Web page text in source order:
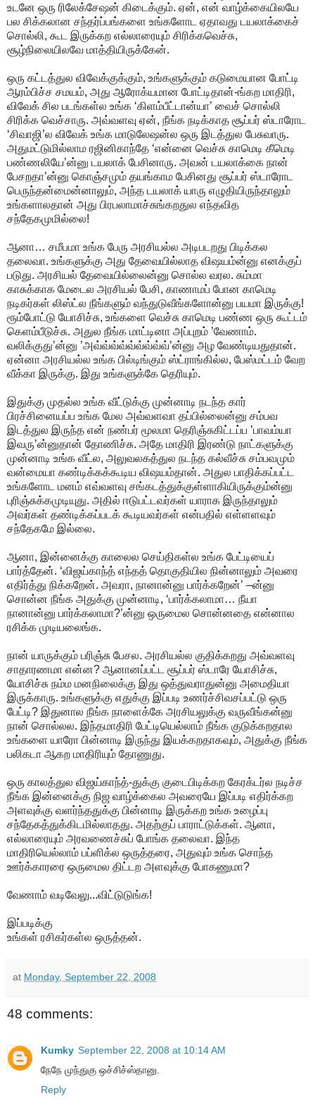
உடனே ஒரு ரிலேக்சேஷன் கிடைக்கும். ஏன், என் வாழ்க்கையிலயே
பல சிக்கலான சந்தர்ப்பங்களை உங்களோட ஏதாவது டயலாக்கைச்
சொல்லி, கூட இருக்கற எல்லாரையும் சிரிக்கவெச்சு,
சூழ்நிலையிலவே மாத்தியிருக்கேன்.
ஒரு கட்டத்துல விவேக்குக்கும், உங்களுக்கும் கடுமையான போட்டி
ஆரம்பிச்ச சமயம், அது ஆரோக்யமான போட்டிதான்-ங்கற மாதிரி,
விவேக் சில படங்கள்ல உங்க ‘கிளம்பீட்டான்யா’ வைச் சொல்லி
சிரிக்க வெச்சாரு. அவ்வளவு ஏன், நீங்க நடிக்காத சூப்பர் ஸ்டாரோட
‘சிவாஜி’ல விவேக் உங்க மாடுலேஷன்ல ஒரு இடத்துல பேசுவாரு.
அதுமட்டுமில்லாம ரஜினிகாந்தே ‘என்னை வெச்சு காமெடி கீமெடி
பண்ணலியே’ன்னு டயலாக் பேசினாரு. அவன் டயலாக்கை நான்
பேசறதா’ன்னு கொஞ்சமும் தயங்காம பேசினது சூப்பர் ஸ்டாரோட
பெருந்தன்மைன்னாலும், அந்த டயலாக் யாரு எழுதியிருந்தாலும்
உங்களாலதான் அது பிரபலாமாச்சுங்கறதுல எந்தவித
சந்தேகமுமில்லை!
ஆனா… சமீபமா உங்க பேரு அரசியல்ல அடிபடறது பிடிக்கல
தலைவா. உங்களுக்கு அது தேவையில்லாத விஷயம்ன்னு எனக்குப்
படுது. அரசியல் தேவையில்லைன்னு சொல்ல வரல. சும்மா
காசுக்காக மேடைல அரசியல் பேசி, காணாமப் போன காமெடி
நடிகர்கள் லிஸ்ட்ல நீங்களும் வந்துடுவீங்களோன்னு பயமா இருக்கு!
ரூம்போட்டு யோசிச்சு, உங்களை வெச்சு காமெடி பண்ண ஒரு கூட்டம்
கெளம்பீடுச்சு. அதுல நீங்க மாட்டினா அப்புறம் ’வேணாம்.
வலிக்குது’ன்னு ’அவ்வ்வ்வ்வ்வ்வ்வ்வ்’ன்னு அழ வேண்டியதுதான்.
ஏன்னா அரசியல்ல உங்க பில்டிங்கும் ஸ்ட்ராங்கில்ல, பேஸ்மட்டம் வேற
வீக்கா இருக்கு. இது உங்களுக்கே தெரியும்.
இதுக்கு முதல்ல உங்க வீட்டுக்கு முன்னாடி நடந்த கார்
பிரச்சினையப்ப உங்க மேல அவ்வளவா தப்பில்லைன்னு சம்பவ
இடத்துல இருந்த என் நண்பர் மூலமா தெரிஞ்சுகிட்டப்ப ’பாவம்யா
இவரு’ன்னுதான் தோணிச்சு. அதே மாதிரி இரண்டு நாட்களுக்கு
முன்னாடி உங்க வீட்ல, அலுவலகத்துல நடந்த கல்வீச்சு சம்பவமும்
வன்மையா கண்டிக்கக்கூடிய விஷயம்தான். அதுல பாதிக்கப்பட்ட
உங்களோட மனம் எவ்வளவு சங்கடத்துக்குள்ளாகியிருக்கும்ன்னு
புரிஞ்சுக்கமுடியுது. அதில் ஈடுபட்டவர்கள் யாராக இருந்தாலும்
அவர்கள் தண்டிக்கப்படக் கூடியவர்கள் என்பதில் எள்ளளவும்
சந்தேகமே இல்லை.
ஆனா, இன்னைக்கு காலைல செய்திகள்ல உங்க பேட்டியைப்
பார்த்தேன். ‘விஜய்காந்த் எந்தத் தொகுதியில நின்னாலும் அவரை
எதிர்த்து நிக்கறேன். அவரா, நானான்னு பார்க்கறேன்’ –ன்னு
சொன்ன நீங்க அதுக்கு முன்னாடி, ‘பார்க்கலாமா… நீயா
நானான்னு பார்க்கலாமா?’ன்னு ஒருமைல சொன்னதை என்னால
ரசிக்க முடியலைங்க.
நான் யாருக்கும் பரிஞ்சு பேசல. அரசியல்ல குதிக்கறது அவ்வளவு
சாதாரணமா என்ன? ஆனானப்பட்ட சூப்பர் ஸ்டாரே யோசிச்சு,
யோசிச்சு நம்ம மனநிலைக்கு இது ஒத்துவராதுன்னு அமைதியா
இருக்காரு. உங்களுக்கு எதுக்கு இப்படி உணர்ச்சிவசப்பட்டு ஒரு
பேட்டி? இதுனால நீங்க நாளைக்கே அரசியலுக்கு வருவீங்கன்னு
நான் சொல்லல. இந்தமாதிரி பேட்டியெல்லாம் நீங்க குடுக்கறதால
உங்களை யாரோ பின்னாடி இருந்து இயக்கறதாகவும், அதுக்கு நீங்க
பலிகடா ஆகற மாதிரியும் தோணுது.
ஒரு காலத்துல விஜய்காந்த்-துக்கு குடைபிடிக்கற கேரக்டர்ல நடிச்ச
நீங்க இன்னைக்கு நிஜ வாழ்க்கைல அவரையே இப்படி எதிர்க்கற
அளவுக்கு வளர்ந்ததுக்கு பின்னாடி இருக்கற உங்க உழைப்பு
சந்தேகத்துக்கிடமில்லாதது. அதற்குப் பாராட்டுக்கள். ஆனா,
எல்லாரையும் அரவணைச்சுப் போங்க தலைவா. இந்த
மாதிரியெல்லாம் பப்ளிக்ல ஒருத்தரை, அதுவும் உங்க சொந்த
ஊர்க்காரரை ஒருமைல திட்டற அளவுக்கு போகணுமா?
வேணாம் வடிவேலு...விட்டுடுங்க!
இப்படிக்கு
உங்கள் ரசிகர்கள்ல ஒருத்தன்.
at Monday, September 22, 2008
48 comments:
Kumky September 22, 2008 at 10:14 AM
நேநே முந்துகு ஒச்சிச்ஸ்தானு.
Reply